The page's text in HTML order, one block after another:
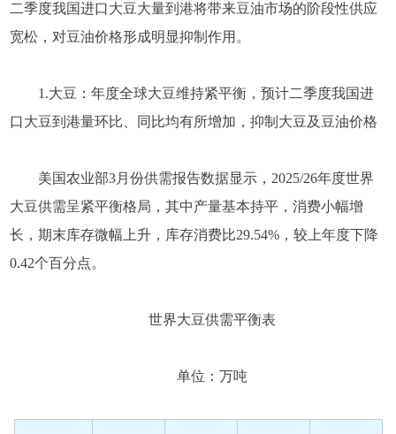
二季度我国进口大豆大量到港将带来豆油市场的阶段性供应
宽松，对豆油价格形成明显抑制作用。
1.大豆：年度全球大豆维持紧平衡，预计二季度我国进
口大豆到港量环比、同比均有所增加，抑制大豆及豆油价格
美国农业部3月份供需报告数据显示，2025/26年度世界
大豆供需呈紧平衡格局，其中产量基本持平，消费小幅增
长，期末库存微幅上升，库存消费比29.54%，较上年度下降
0.42个百分点。
世界大豆供需平衡表
单位：万吨